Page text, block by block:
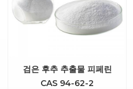
검은 후추 추출물 피페린
CAS 94-62-2